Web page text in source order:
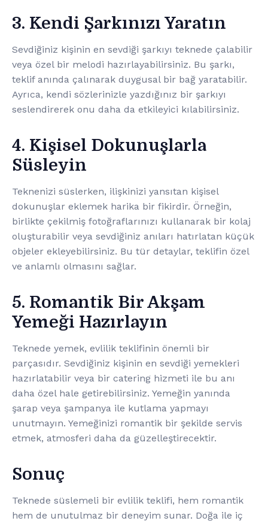
3. Kendi Şarkınızı Yaratın
Sevdiğiniz kişinin en sevdiği şarkıyı teknede çalabilir
veya özel bir melodi hazırlayabilirsiniz. Bu şarkı,
teklif anında çalınarak duygusal bir bağ yaratabilir.
Ayrıca, kendi sözlerinizle yazdığınız bir şarkıyı
seslendirerek onu daha da etkileyici kılabilirsiniz.
4. Kişisel Dokunuşlarla
Süsleyin
Teknenizi süslerken, ilişkinizi yansıtan kişisel
dokunuşlar eklemek harika bir fikirdir. Örneğin,
birlikte çekilmiş fotoğraflarınızı kullanarak bir kolaj
oluşturabilir veya sevdiğiniz anıları hatırlatan küçük
objeler ekleyebilirsiniz. Bu tür detaylar, teklifin özel
ve anlamlı olmasını sağlar.
5. Romantik Bir Akşam
Yemeği Hazırlayın
Teknede yemek, evlilik teklifinin önemli bir
parçasıdır. Sevdiğiniz kişinin en sevdiği yemekleri
hazırlatabilir veya bir catering hizmeti ile bu anı
daha özel hale getirebilirsiniz. Yemeğin yanında
şarap veya şampanya ile kutlama yapmayı
unutmayın. Yemeğinizi romantik bir şekilde servis
etmek, atmosferi daha da güzelleştirecektir.
Sonuç
Teknede süslemeli bir evlilik teklifi, hem romantik
hem de unutulmaz bir deneyim sunar. Doğa ile iç